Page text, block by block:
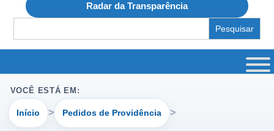
Radar da Transparência
for:
VOCÊ ESTÁ EM:
Início Pedidos de Providência